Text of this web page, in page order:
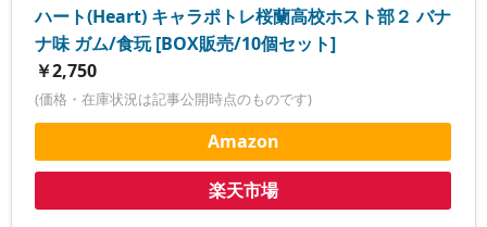
ハート(Heart) キャラポトレ桜蘭高校ホスト部２ バナ
ナ味 ガム/食玩 [BOX販売/10個セット]
￥2,750
(価格・在庫状況は記事公開時点のものです)
Amazon
楽天市場